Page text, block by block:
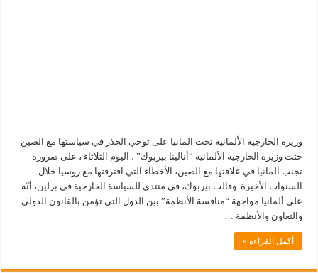
وزيرة الخارجية الألمانية تحث المانيا على توخي الحذر في سياستها مع الصين
حثت وزيرة الخارجية الألمانية “أنالينا بيربوك” ، اليوم الثلاثاء ، على ضرورة
تجنب المانيا في علاقتها مع الصين، الأخطاء التي اقترفتها مع روسيا خلال
السنوات الأخيرة. وقالت بيربوك، في منتدى للسياسة الخارجية في برلين، أنّه
على ألمانيا مواجهة “منافسة الأنظمة” بين الدول التي تؤمن بالقانون الدولي
والتعاون والأنظمة …
أكمل القراءة »